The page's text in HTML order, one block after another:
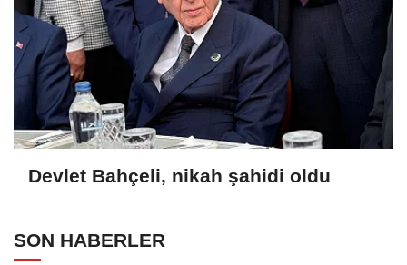
Devlet Bahçeli, nikah şahidi oldu
SON HABERLER